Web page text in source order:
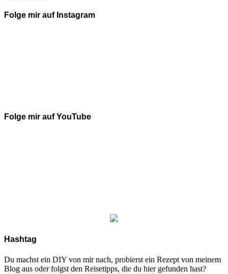
Folge mir auf Instagram
Folge mir auf YouTube
Hashtag
Du machst ein DIY von mir nach, probierst ein Rezept von meinem
Blog aus oder folgst den Reisetipps, die du hier gefunden hast?